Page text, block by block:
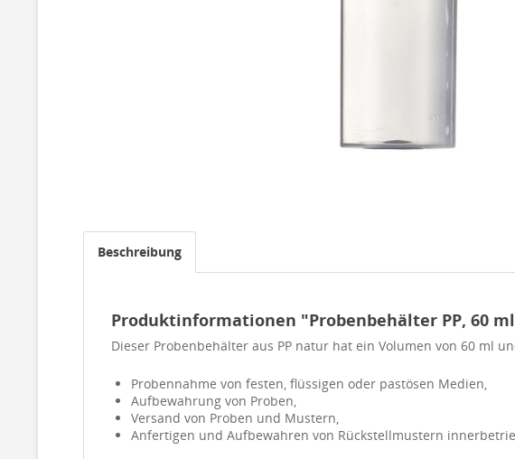
Beschreibung
Produktinformationen "Probenbehälter PP, 60
Dieser Probenbehälter aus PP natur hat ein Volumen von 60 ml
Probennahme von festen, flüssigen oder pastösen Medien,
Aufbewahrung von Proben,
Versand von Proben und Mustern,
Anfertigen und Aufbewahren von Rückstellmustern